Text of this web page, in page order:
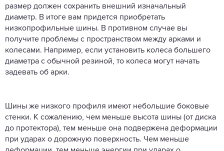
размер должен сохранить внешний изначальный
диаметр. В итоге вам придется приобретать
низкопрофильные шины. В противном случае вы
получите проблемы с пространством между арками и
колесами. Например, если установить колеса большего
диаметра с обычной резиной, то колеса могут начать
задевать об арки.
Шины же низкого профиля имеют небольшие боковые
стенки. К сожалению, чем меньше высота шины (от диска
до протектора), тем меньше она подвержена деформации
при ударах о дорожную поверхность. Чем меньше